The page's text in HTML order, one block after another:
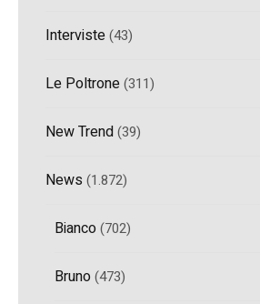
Interviste(43)
Le Poltrone(311)
New Trend(39)
News (1.872)
Bianco(702)
Bruno(473)